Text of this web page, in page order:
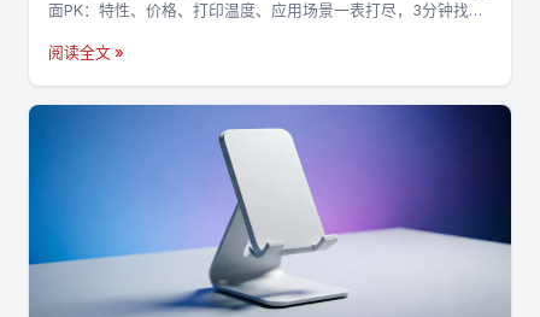
面PK：特性、价格、打印温度、应用场景一表打尽，3分钟找到
阅读全文 »